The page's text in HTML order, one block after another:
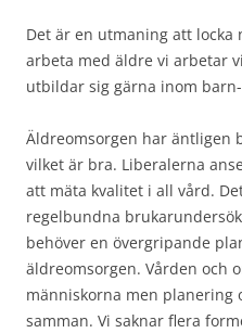
Det är en utmaning att
arbeta med äldre vi arbetar
utbildar sig gärna inom
Äldreomsorgen har äntligen
vilket är bra. Liberalerna
att mäta kvalitet i all vård.
regelbundna
behöver en övergripande
äldreomsorgen. Vården och
människorna men planering
samman. Vi saknar flera